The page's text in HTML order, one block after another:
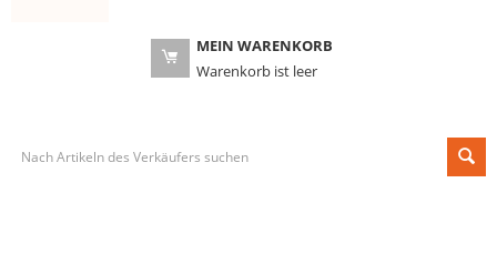
MEIN WARENKORB
Warenkorb ist leer